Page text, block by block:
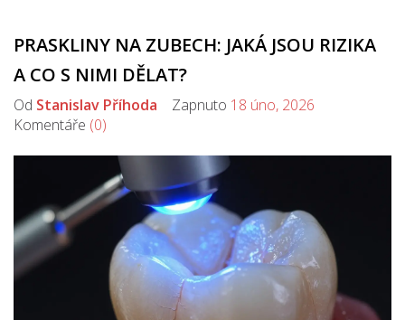
PRASKLINY NA ZUBECH: JAKÁ JSOU RIZIKA
A CO S NIMI DĚLAT?
Od Stanislav Příhoda Zapnuto 18 úno, 2026
Komentáře (0)